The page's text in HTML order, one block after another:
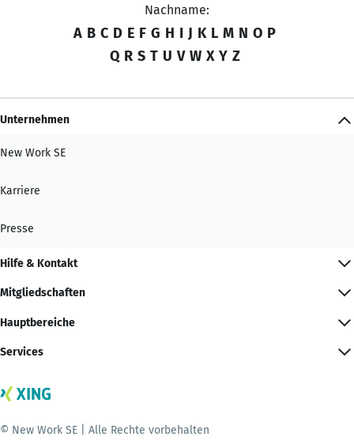
Nachname:
A B C D E F G H I J K L M N O P
Q R S T U V W X Y Z
Unternehmen
New Work SE
Karriere
Presse
Hilfe & Kontakt
Mitgliedschaften
Hauptbereiche
Services
© New Work SE | Alle Rechte vorbehalten